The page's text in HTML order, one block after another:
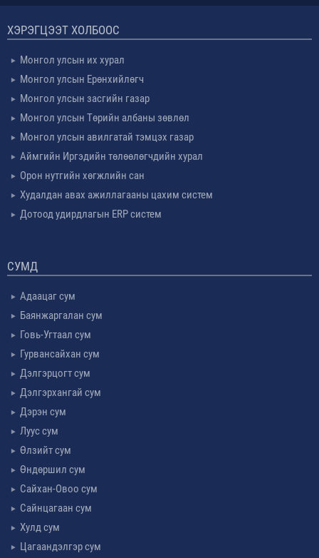
ХЭРЭГЦЭЭТ ХОЛБООС
Монгол улсын их хурал
Монгол улсын Ерөнхийлөгч
Монгол улсын засгийн газар
Монгол улсын Төрийн албаны зөвлөл
Монгол улсын авилгатай тэмцэх газар
Аймгийн Иргэдийн төлөөлөгчдийн хурал
Орон нутгийн хөгжлийн сан
Худалдан авах ажиллагааны цахим систем
Дотоод удирдлагын ERP систем
СУМД
Адаацаг сум
Баянжаргалан сум
Говь-Угтаал сум
Гурвансайхан сум
Дэлгэрцогт сум
Дэлгэрхангай сум
Дэрэн сум
Луус сум
Өлзийт сум
Өндөршил сум
Сайхан-Овоо сум
Сайнцагаан сум
Хулд сум
Цагаандэлгэр сум